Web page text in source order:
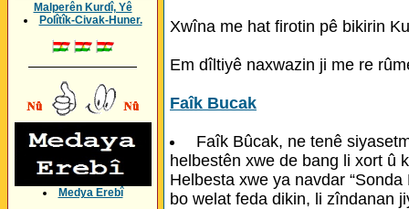
Malperên Kurdî, Yê
Polîtîk-Civak-Huner.
Medya Erebî
Xwîna me hat firotin pê bikirin
Em dîltiyê naxwazin ji me re
Faîk Bucak
Faîk Bûcak, ne tenê
helbestên xwe de bang li xort û
Helbesta xwe ya navdar
bo welat feda dikin, li zîndanan